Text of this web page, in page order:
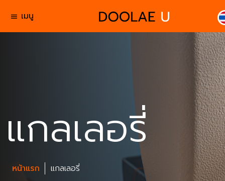
menu เมนู
แกลเลอรี่
หน้าแรก แกลเลอรี่